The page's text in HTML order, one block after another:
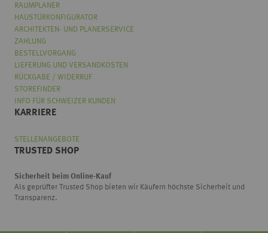
RAUMPLANER
HAUSTÜRKONFIGURATOR
ARCHITEKTEN- UND PLANERSERVICE
ZAHLUNG
BESTELLVORGANG
LIEFERUNG UND VERSANDKOSTEN
RÜCKGABE / WIDERRUF
STOREFINDER
INFO FÜR SCHWEIZER KUNDEN
KARRIERE
STELLENANGEBOTE
TRUSTED SHOP
Sicherheit beim Online-Kauf
Als geprüfter Trusted Shop bieten wir Käufern höchste Sicherheit und
Transparenz.
Wie würden Sie unseren Onlineshop bewerten?
Wählen
Sie
eine